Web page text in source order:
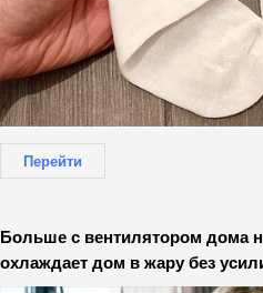
Перейти
Больше с вентилятором дома
охлаждает дом в жару без